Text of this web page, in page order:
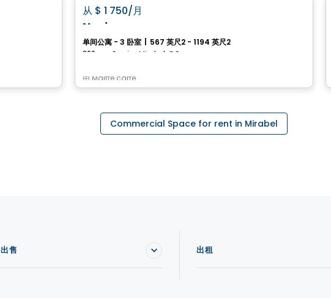
从 $ 1 750/月
Noria
单间公寓 - 3 卧室 567 英尺2 - 1194 英尺2
306, rue Crevier, Mirabel, QC
由 Maitre carre
Commercial Space for rent in Mirabel
出售 出租